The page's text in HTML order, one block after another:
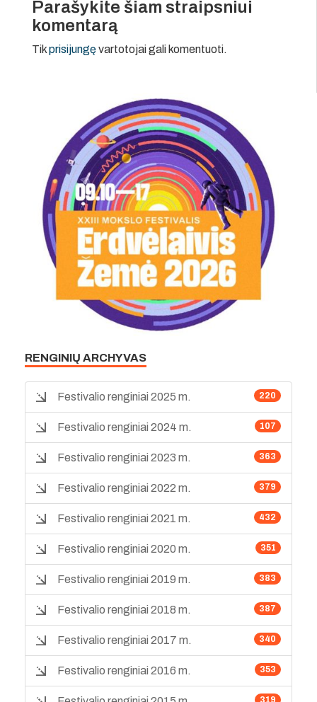
Parašykite šiam straipsniui
komentarą
Tikprisijungęvartotojai gali komentuoti.
RENGINIŲ ARCHYVAS
220
Festivalio renginiai 2025 m.
107
Festivalio renginiai 2024 m.
363
Festivalio renginiai 2023 m.
379
Festivalio renginiai 2022 m.
432
Festivalio renginiai 2021 m.
351
Festivalio renginiai 2020 m.
383
Festivalio renginiai 2019 m.
387
Festivalio renginiai 2018 m.
340
Festivalio renginiai 2017 m.
353
Festivalio renginiai 2016 m.